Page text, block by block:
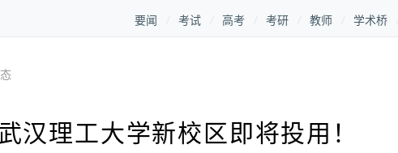
要闻 考试 高考 考研 教师 学术桥
汉理工大学新校区即将投用！